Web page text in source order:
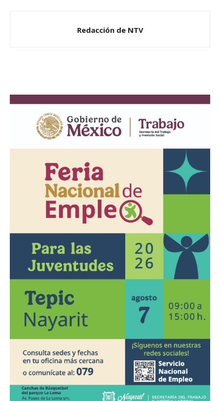
Redacción de NTV